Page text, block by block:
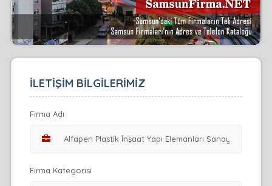
İLETİŞİM BİLGİLERİMİZ
Firma Adı
Firma Kategorisi